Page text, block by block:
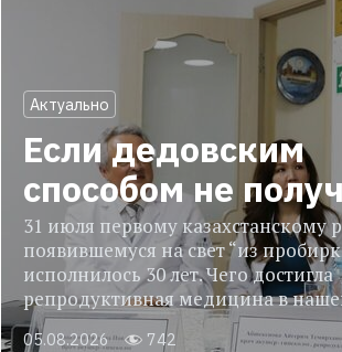
Актуально
Если дедовским
способом не
31 июля первому казахстанскому
появившемуся на свет “из
исполнилось 30 лет. Чего достигла
репродуктивная медицина в
05.08.2026 742